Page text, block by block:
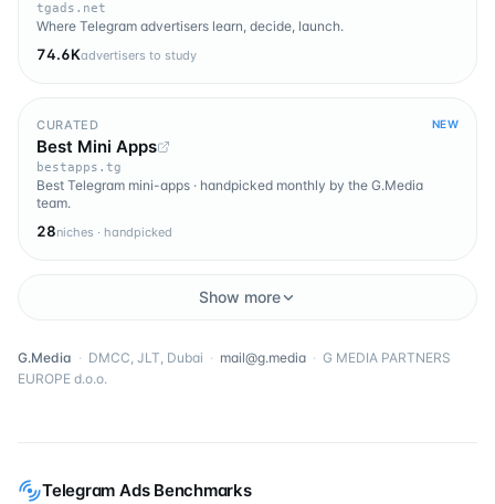
Telegram Ads Benchmarks
tgads.net
Where Telegram advertisers learn, decide, launch.
74.6Kadvertisers to study
CURATED NEW
Best Mini Apps
bestapps.tg
Best Telegram mini-apps · handpicked monthly by the G.Media
team.
28niches · handpicked
Show more
G.Media · DMCC, JLT, Dubai · mail@g.media · G MEDIA PARTNERS
EUROPE d.o.o.